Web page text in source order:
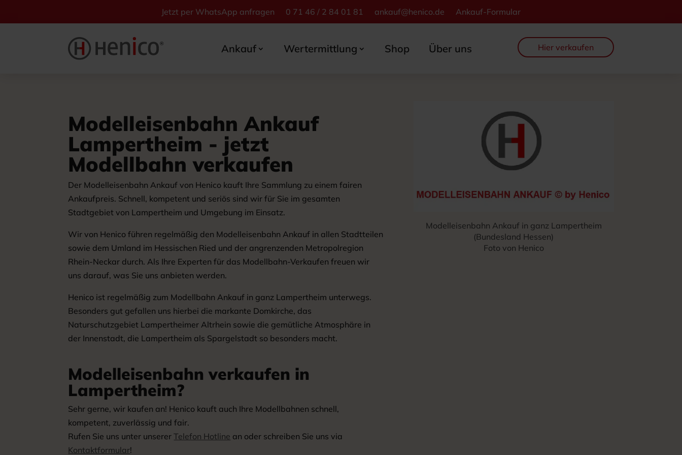
Jetzt per WhatsApp anfragen 0 71 46 / 2 84 01 81 ankauf@henico.de Ankauf-Formular
Ankauf Wertermittlung Shop Über uns Hier verkaufen
Modelleisenbahn Ankauf
Lampertheim - jetzt
Modellbahn verkaufen
Der Modelleisenbahn Ankauf von Henico kauft Ihre Sammlung zu einem fairen
Ankaufpreis. Schnell, kompetent und seriös sind wir für Sie im gesamten
Stadtgebiet von Lampertheim und Umgebung im Einsatz.
Wir von Henico führen regelmäßig den Modelleisenbahn Ankauf in allen Stadtteilen
sowie dem Umland im Hessischen Ried und der angrenzenden Metropolregion
Rhein-Neckar durch. Als Ihre Experten für das Modellbahn-Verkaufen freuen wir
uns darauf, was Sie uns anbieten werden.
Henico ist regelmäßig zum Modellbahn Ankauf in ganz Lampertheim unterwegs.
Besonders gut gefallen uns hierbei die markante Domkirche, das
Naturschutzgebiet Lampertheimer Altrhein sowie die gemütliche Atmosphäre in
der Innenstadt, die Lampertheim als Spargelstadt so besonders macht.
Modelleisenbahn verkaufen in
Lampertheim?
Sehr gerne, wir kaufen an! Henico kauft auch Ihre Modellbahnen schnell,
kompetent, zuverlässig und fair.
Rufen Sie uns unter unsererTelefon Hotline an oder schreiben Sie uns via
Kontaktformular!
Modelleisenbahn Ankauf in ganz Lampertheim
(Bundesland Hessen)
Foto von Henico